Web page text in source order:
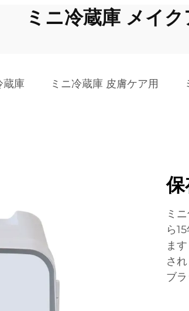
ミニ冷蔵庫 メイ
蔵庫 ミニ冷蔵庫 皮膚ケア用
ミ
ら
ま
さ
ブ